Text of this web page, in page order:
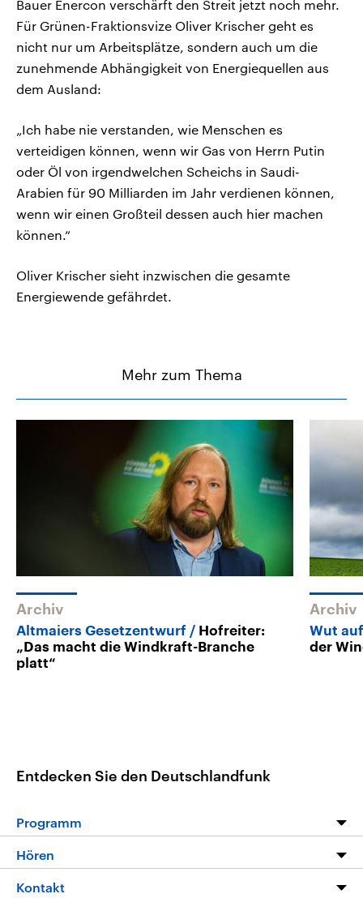
Bauer Enercon verschärft den Streit jetzt noch mehr.
Für Grünen-Fraktionsvize Oliver Krischer geht es
nicht nur um Arbeitsplätze, sondern auch um die
zunehmende Abhängigkeit von Energiequellen aus
dem Ausland:
„Ich habe nie verstanden, wie Menschen es
verteidigen können, wenn wir Gas von Herrn Putin
oder Öl von irgendwelchen Scheichs in Saudi-
Arabien für 90 Milliarden im Jahr verdienen können,
wenn wir einen Großteil dessen auch hier machen
können.“
Oliver Krischer sieht inzwischen die gesamte
Energiewende gefährdet.
Mehr zum Thema
Archiv
Altmaiers Gesetzentwurf
Hofreiter:
„Das macht die Windkraft-Branche
platt“
Archiv
Wut
der
Entdecken Sie den Deutschlandfunk
Programm
Programm
Hören
Livestream
Kontakt